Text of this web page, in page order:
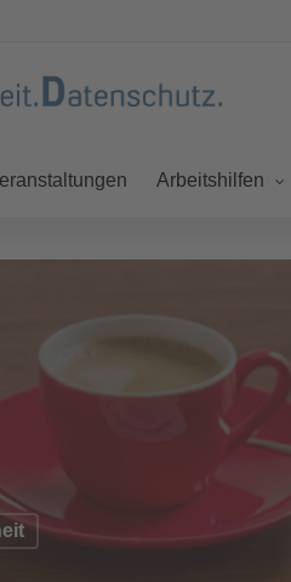
Arbeitshilfen